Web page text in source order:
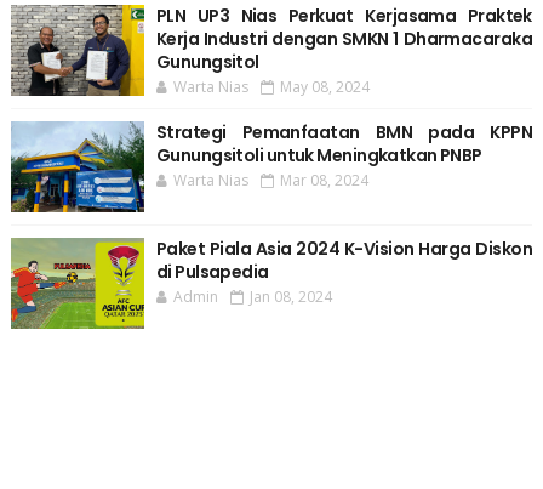
PLN UP3 Nias Perkuat Kerjasama Praktek
Kerja Industri dengan SMKN 1 Dharmacaraka
Gunungsitol
Warta Nias May 08, 2024
Strategi Pemanfaatan BMN pada KPPN
Gunungsitoli untuk Meningkatkan PNBP
Warta Nias Mar 08, 2024
Paket Piala Asia 2024 K-Vision Harga Diskon
di Pulsapedia
Admin Jan 08, 2024